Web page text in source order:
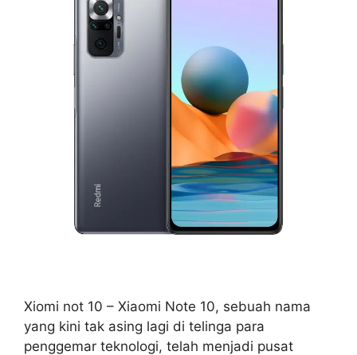
Xiomi not 10 – Xiaomi Note 10, sebuah nama
yang kini tak asing lagi di telinga para
penggemar teknologi, telah menjadi pusat